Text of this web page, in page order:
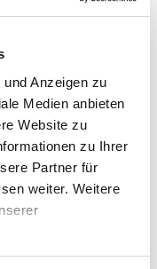
Anzeigen zu
Medien anbieten
Website zu
zu Ihrer
Partner für
weiter. Weitere